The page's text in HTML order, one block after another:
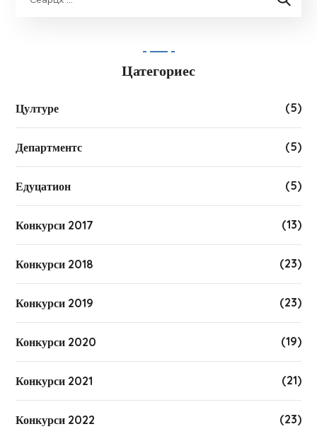
Цатегориес
Цултуре (5)
Департментс (5)
Едуцатион (5)
Конкурси 2017 (13)
Конкурси 2018 (23)
Конкурси 2019 (23)
Конкурси 2020 (19)
Конкурси 2021 (21)
Конкурси 2022 (23)